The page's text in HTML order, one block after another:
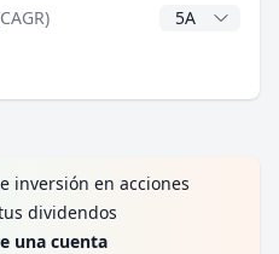
Años CAGR
inversión en acciones
dividendos
una cuenta